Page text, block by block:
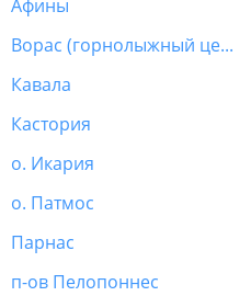
Афины
Ворас (горнолыжный центр)
Кавала
Кастория
о. Икария
о. Патмос
Парнас
п-ов Пелопоннес